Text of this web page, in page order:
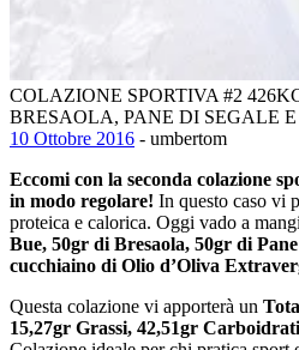
COLAZIONE SPORTIVA #2
BRESAOLA, PANE DI SEGALE
10 Ottobre 2016 - umbertom
Eccomi con la seconda colazione
in modo regolare! In questo caso vi
proteica e calorica. Oggi vado a
Bue, 50gr di Bresaola, 50gr di
cucchiaino di Olio d’Oliva
Questa colazione vi apporterà un
15,27gr Grassi, 42,51gr